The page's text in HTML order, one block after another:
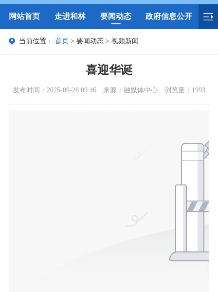
网站首页 走进和林 要闻动态 政府信息公开
政务服务 政民互动 政府数据
当前位置：首页 >要闻动态 >视频新闻
喜迎华诞
发布时间：2025-09-28 09:46 来源：融媒体中心 浏览量：1993